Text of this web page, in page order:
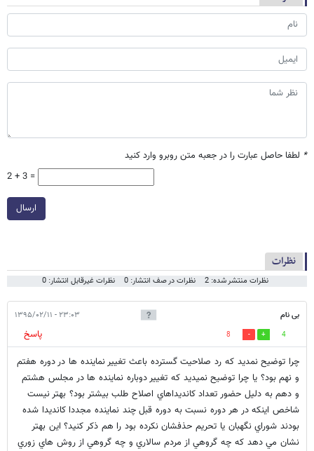
* لطفا حاصل عبارت را در جعبه متن روبرو وارد کنید
2 + 3 =
ارسال
نظرات
نظرات منتشر شده: 2 نظرات در صف انتشار: 0 نظرات غیرقابل انتشار: 0
بی نام ۲۳:۰۳ - ۱۳۹۵/۰۲/۱۱
4
8
پاسخ
چرا توضيح نمديد كه رد صلاحيت گسترده باعث تغيير نماينده ها در دوره هفتم
و نهم بود؟ يا چرا توضيح نميديد كه تغيير دوباره نماينده ها در مجلس هشتم
و دهم به دليل حضور تعداد كانديداهاي اصلاح طلب بيشتر بود؟ بهتر نيست
شاخص اينكه در هر دوره نسبت به دوره قبل چند نماينده مجددا كانديدا شده
بودند شوراي نگهبان يا تحريم حذفشان نكرده بود را هم ذكر كنيد؟ اين بهتر
نشان مي دهد كه چه گروهي از مردم سالاري و چه گروهي از روش هاي زوري